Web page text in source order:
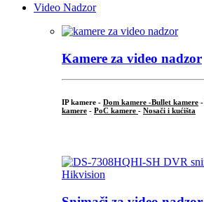
Video Nadzor
Kamere za video nadzor
IP kamere - Dom kamere -Bullet kamere -
kamere - PoC kamere - Nosači i kućišta